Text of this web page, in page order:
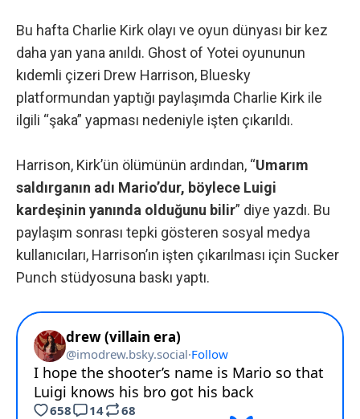
Bu hafta Charlie Kirk olayı ve oyun dünyası bir kez
daha yan yana anıldı. Ghost of Yotei oyununun
kıdemli çizeri Drew Harrison, Bluesky
platformundan yaptığı paylaşımda Charlie Kirk ile
ilgili “şaka” yapması nedeniyle işten çıkarıldı.
Harrison, Kirk’ün ölümünün ardından, “Umarım
saldırganın adı Mario’dur, böylece Luigi
kardeşinin yanında olduğunu bilir” diye yazdı. Bu
paylaşım sonrası tepki gösteren sosyal medya
kullanıcıları, Harrison’ın işten çıkarılması için Sucker
Punch stüdyosuna baskı yaptı.